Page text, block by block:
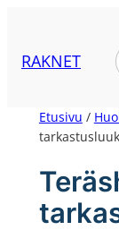
RAKNET
Etusivu /